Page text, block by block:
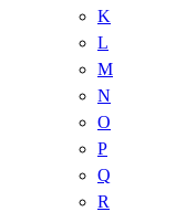
K
L
M
N
O
P
Q
R